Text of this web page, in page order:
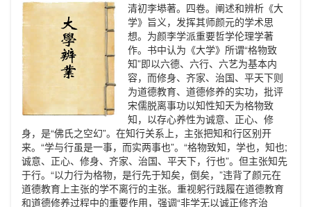
清初李塨著。四卷。阐述和辨析《大
学》旨义，发挥其师颜元的学术思
想。为颜李学派重要哲学伦理学著
作。书中认为《大学》所谓“格物致
知”即以六德、六行、六艺为基本内
容，而修身、齐家、治国、平天下则
为道德教育、道德修养的实功，批评
宋儒脱离事功以知性知天为格物致
知，以存心养性为诚意、正心、修
身，是“佛氏之空幻”。在知行关系上，主张把知和行区别开
来。“学与行虽是一事，而实两事也”。“格物致知，学也，知也;
诚意、正心、修身、齐家、治国、平天下，行也”。但主张知先
于行。“以力行为格物，是行先于知矣，倒矣，”违背了颜元在
道德教育上主张的学不离行的主张。重视躬行践履在道德教育
和道德修养过程中的重要作用，强调“非学无以诚正修齐治